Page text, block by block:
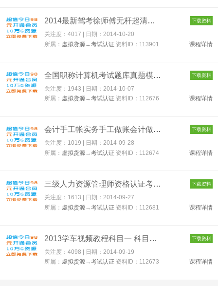
2014最新驾考徐师傅无杆超清学车视频教程科目二淘宝售价88元 113... 下载资料
关注度：4017 | 日期：2014-10-20
所属： 虚拟货源→考试认证 资料ID：113901 课程详情
全国职称计算机考试题库真题模拟教程 112676 下载资料
关注度：1943 | 日期： 2014-10-07
所属： 虚拟货源→考试认证 资料ID：112676 课程详情
会计手工帐实务手工做账会计做账资料宝典合集最全 112674 下载资料
关注度：1019 | 日期：2014-09-28
所属： 虚拟货源→考试认证 资料ID：112674 课程详情
三级人力资源管理师资格认证考试网络培训学校教程全套课件讲义 1... 下载资料
关注度：1613 | 日期：2014-09-27
所属： 虚拟货源→考试认证 资料ID：112681 课程详情
2013学车视频教程科目一 科目二 科目三科目四学车软件模拟驾驶 1... 下载资料
关注度：4098 | 日期： 2014-09-19
所属： 虚拟货源→考试认证 资料ID：112673 课程详情